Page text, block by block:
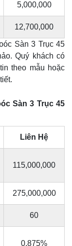
5,000,000
12,700,000
Sàn 3 Trục 45
Quý khách có
theo mẫu hoặc
Sàn 3 Trục 45
Liên Hệ
115,000,000
275,000,000
60
0.875%